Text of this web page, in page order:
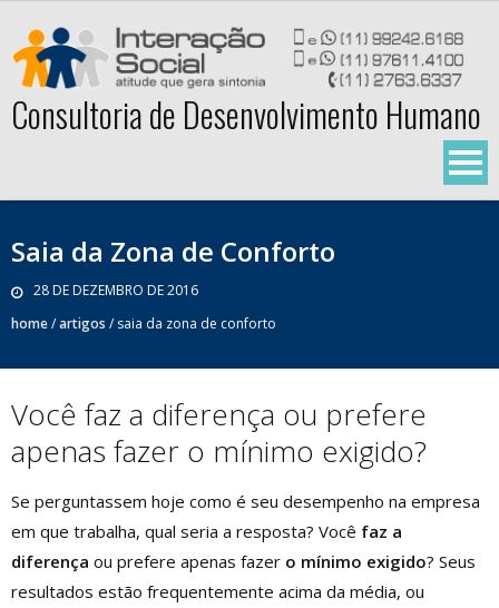
content
Consultoria de Desenvolvimento Humano
Saia da Zona de Conforto
28 DE DEZEMBRO DE 2016
home/artigos /saia da zona de conforto
Você faz a diferença ou prefere
apenas fazer o mínimo exigido?
Se perguntassem hoje como é seu desempenho na empresa
em que trabalha, qual seria a resposta? Você faz a
diferença ou prefere apenas fazer o mínimo exigido? Seus
resultados estão frequentemente acima da média, ou